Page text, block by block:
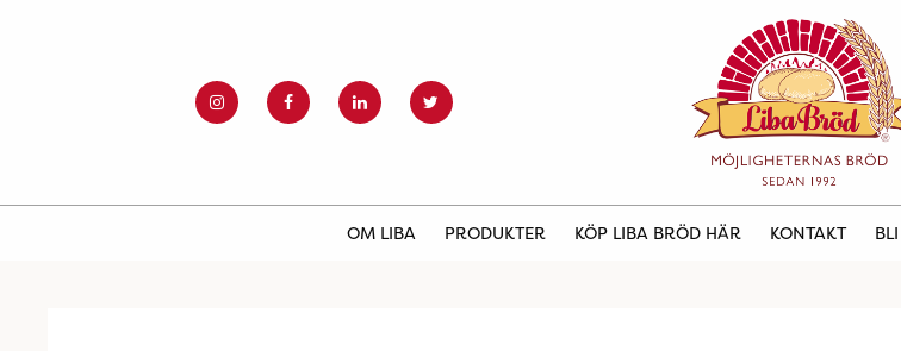
OM LIBA PRODUKTER KÖP LIBA BRÖD HÄR KONTAKT